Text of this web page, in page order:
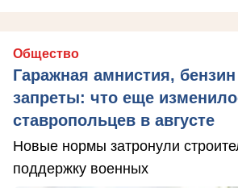
Общество
Гаражная амнистия,
запреты: что еще
ставропольцев в августе
Новые нормы затронули
поддержку военных